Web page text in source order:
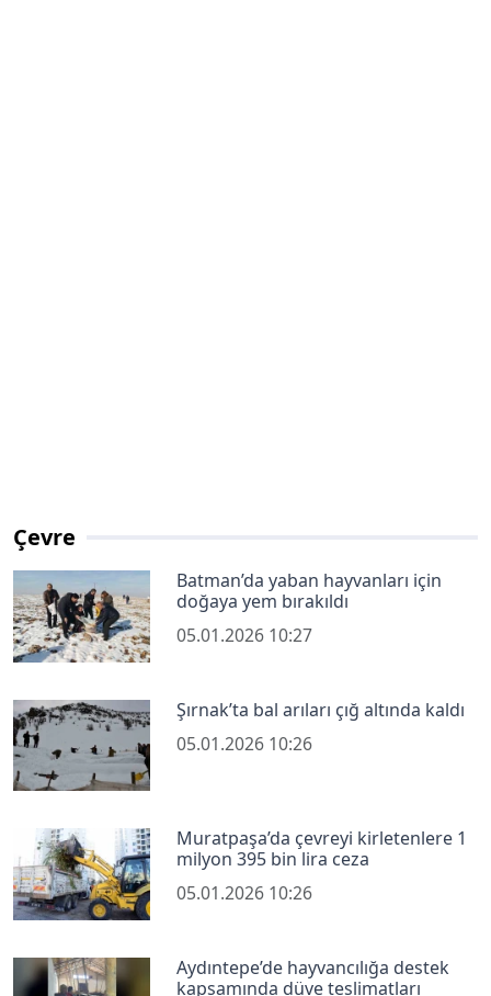
Çevre
Batman’da yaban hayvanları için
doğaya yem bırakıldı
05.01.2026 10:27
Şırnak’ta bal arıları çığ altında kaldı
05.01.2026 10:26
Muratpaşa’da çevreyi kirletenlere 1
milyon 395 bin lira ceza
05.01.2026 10:26
Aydıntepe’de hayvancılığa destek
kapsamında düve teslimatları